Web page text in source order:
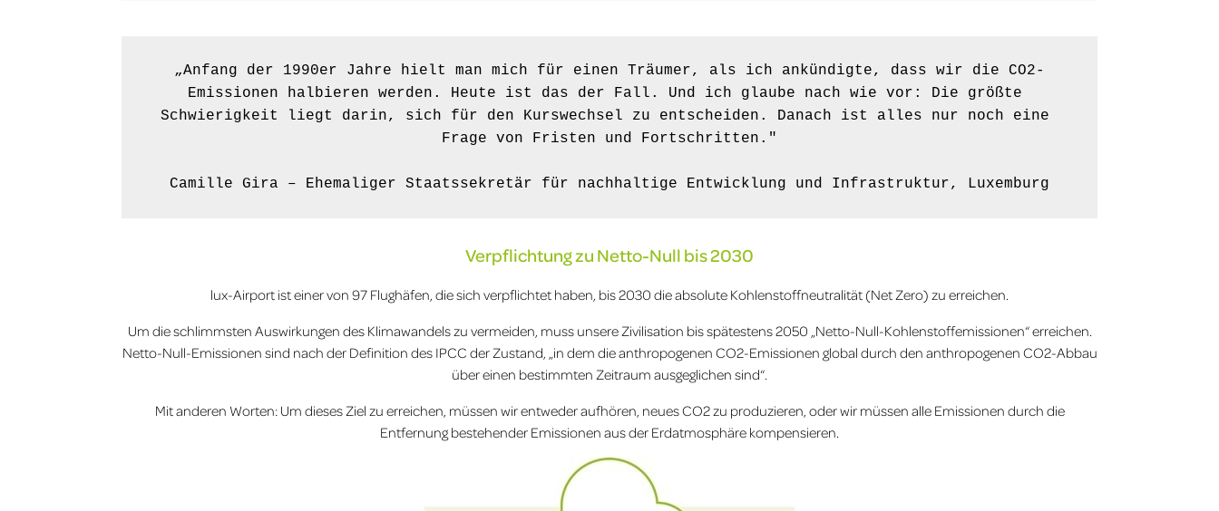
„Anfang der 1990er Jahre hielt man mich für einen Träumer, als ich ankündigte, dass wir die CO2-
Emissionen halbieren werden. Heute ist das der Fall. Und ich glaube nach wie vor: Die größte
Schwierigkeit liegt darin, sich für den Kurswechsel zu entscheiden. Danach ist alles nur noch eine
Frage von Fristen und Fortschritten."
Camille Gira – Ehemaliger Staatssekretär für nachhaltige Entwicklung und Infrastruktur, Luxemburg
Verpflichtung zu Netto-Null bis 2030
lux-Airport ist einer von 97 Flughäfen, die sich verpflichtet haben, bis 2030 die absolute Kohlenstoffneutralität (Net Zero) zu erreichen.
Um die schlimmsten Auswirkungen des Klimawandels zu vermeiden, muss unsere Zivilisation bis spätestens 2050 „Netto-Null-Kohlenstoffemissionen“ erreichen.
Netto-Null-Emissionen sind nach der Definition des IPCC der Zustand, „in dem die anthropogenen CO2-Emissionen global durch den anthropogenen CO2-Abbau
über einen bestimmten Zeitraum ausgeglichen sind“.
Mit anderen Worten: Um dieses Ziel zu erreichen, müssen wir entweder aufhören, neues CO2 zu produzieren, oder wir müssen alle Emissionen durch die
Entfernung bestehender Emissionen aus der Erdatmosphäre kompensieren.